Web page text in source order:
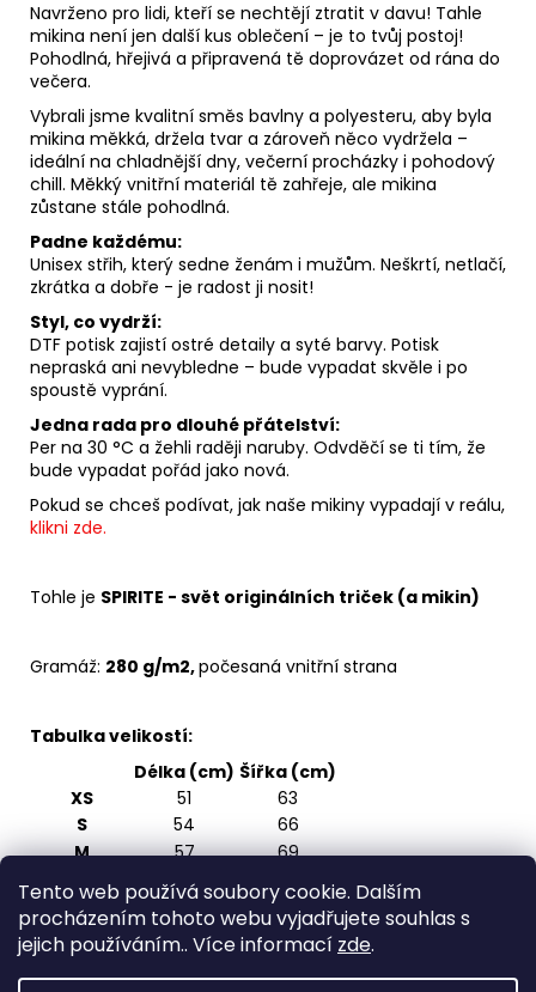
Tento web používá soubory cookie. Dalším
procházením tohoto webu vyjadřujete souhlas s
jejich používáním.. Více informací zde.
Navrženo pro lidi, kteří se nechtějí ztratit v davu! Tahle
mikina není jen další kus oblečení – je to tvůj postoj!
Pohodlná, hřejivá a připravená tě doprovázet od rána do
večera.
Vybrali jsme kvalitní směs bavlny a polyesteru, aby byla
mikina měkká, držela tvar a zároveň něco vydržela –
ideální na chladnější dny, večerní procházky i pohodový
chill. Měkký vnitřní materiál tě zahřeje, ale mikina
zůstane stále pohodlná.
Padne každému:
Unisex střih, který sedne ženám i mužům. Neškrtí, netlačí,
zkrátka a dobře - je radost ji nosit!
Styl, co vydrží:
DTF potisk zajistí ostré detaily a syté barvy. Potisk
nepraská ani nevybledne – bude vypadat skvěle i po
spoustě vyprání.
Jedna rada pro dlouhé přátelství:
Per na 30 °C a žehli raději naruby. Odvděčí se ti tím, že
bude vypadat pořád jako nová.
Pokud se chceš podívat, jak naše mikiny vypadají v reálu,
klikni zde.
Tohle je SPIRITE - svět originálních triček (a mikin)
Gramáž: 280 g/m2,počesaná vnitřní strana
Tabulka velikostí:
Délka (cm) Šířka (cm)
XS
51
63
S
54
66
M
57
69
60
XL
63
2XL
66
78
3XL